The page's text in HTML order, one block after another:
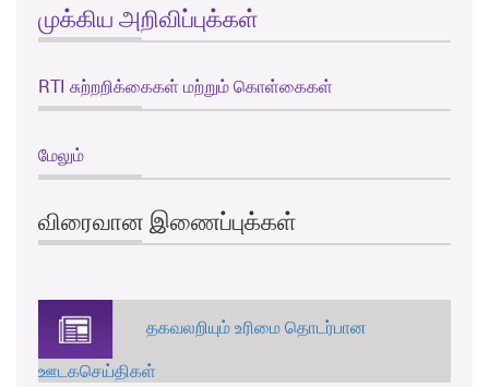
முக்கிய அறிவிப்புக்கள்
RTI சுற்றறிக்கைகள் மற்றும் கொள்கைகள்
மேலும்
விரைவான இணைப்புக்கள்
தகவலறியும் உரிமை தொடர்பான
ஊடகசெய்திகள்